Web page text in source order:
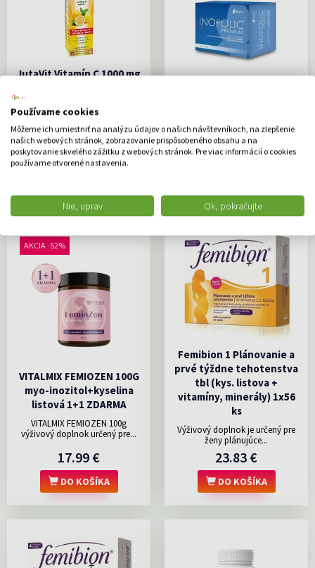
Používame cookies
Môžeme ich umiestniť na analýzu údajov o našich návštevníkoch, na zlepšenie
našich webových stránok, zobrazovanie prispôsobeného obsahu a na
poskytovanie skvelého zážitku z webových stránok. Pre viac informácií o cookies
používame otvorené nastavenia.
Nie, uprav Ok, pokračujte
JutaVit Vitamín C 1000 mg
príchuťou citróna 1x20 ks
C 1000 mg...
4.00 €
Podporuje činnosť vaječníkov,
zvyšuje počet kvalitných a...
31.99 €
AKCIA -52%
VITALMIX FEMIOZEN 100G
myo-inozitol+kyselina
listová 1+1 ZDARMA
VITALMIX FEMIOZEN 100g
výživový doplnok určený pre...
17.99 €
DO KOŠÍKA
Femibion 1 Plánovanie a
prvé týždne tehotenstva
tbl (kys. listova +
vitamíny, minerály) 1x56
ks
Výživový doplnok je určený pre
ženy plánujúce...
23.83 €
DO KOŠÍKA